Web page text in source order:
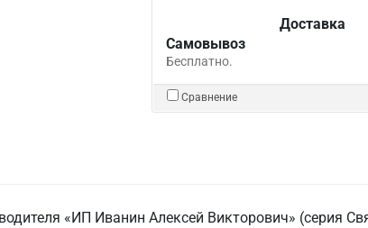
Доставка
Самовывоз
Бесплатно.
Сравнение
«ИП Иванин Алексей Викторович» (серия